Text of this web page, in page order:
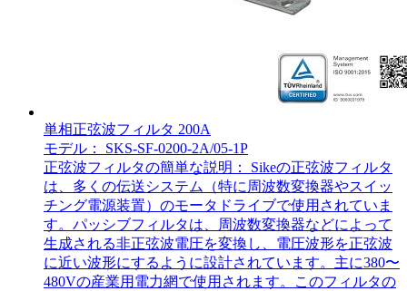
単相正弦波フィルタ 200A
モデル： SKS-SF-0200-2A/05-1P
正弦波フィルタの簡単な説明： Sikeの正弦波フィルタ
は、多くの伝送システム（特に周波数変換器やスイッ
チング電源装置）のモータドライブで使用されていま
す。パッシブフィルタは、周波数変換器などによって
生成される非正弦波電圧を変換し、電圧波形を正弦波
に近い波形にするように設計されています。主に380〜
480Vの産業用電力網で使用されます。このフィルタの